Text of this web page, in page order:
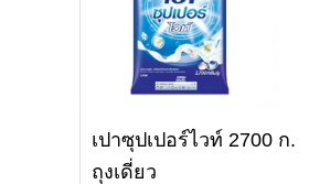
เปาซุปเปอร์ไวท์ 2700 ก.
ถุงเดี่ยว